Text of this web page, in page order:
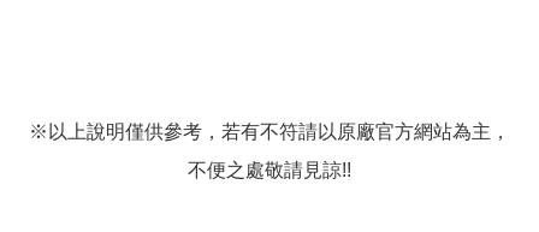
※以上說明僅供參考，若有不符請以原廠官方網站為主，
不便之處敬請見諒!!